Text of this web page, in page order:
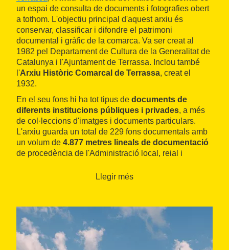
un espai de consulta de documents i fotografies obert
a tothom. L'objectiu principal d'aquest arxiu és
conservar, classificar i difondre el patrimoni
documental i gràfic de la comarca. Va ser creat al
1982 pel Departament de Cultura de la Generalitat de
Catalunya i l'Ajuntament de Terrassa. Inclou també
l'Arxiu Històric Comarcal de Terrassa, creat el
1932.
En el seu fons hi ha tot tipus de documents de
diferents institucions públiques i privades, a més
de col·leccions d'imatges i documents particulars.
L'arxiu guarda un total de 229 fons documentals amb
un volum de 4.877 metres lineals de documentació
de procedència de l'Administració local, reial i
més, disposa de 250 metres lineals més de biblioteca.
antic de l'arxiu.
Llegir més